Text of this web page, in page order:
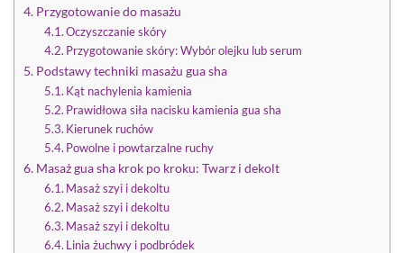
Przygotowanie do masażu
Oczyszczanie skóry
Przygotowanie skóry: Wybór olejku lub serum
Podstawy techniki masażu gua sha
Kąt nachylenia kamienia
Prawidłowa siła nacisku kamienia gua sha
Kierunek ruchów
Powolne i powtarzalne ruchy
Masaż gua sha krok po kroku: Twarz i dekolt
Masaż szyi i dekoltu
Masaż szyi i dekoltu
Masaż szyi i dekoltu
Linia żuchwy i podbródek